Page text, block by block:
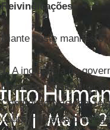
Reivindicações
Diante deste
1. A incidência do
Emendas à
Congresso Nacional
usurpando uma